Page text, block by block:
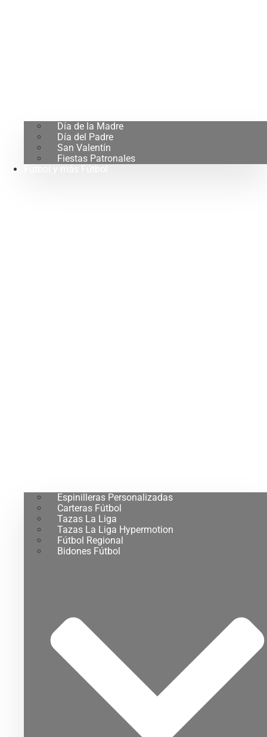
Día de la Madre
Día del Padre
San Valentín
Fiestas Patronales
Espinilleras Personalizadas
Carteras Fútbol
Tazas La Liga
Tazas La Liga Hypermotion
Fútbol Regional
Bidones Fútbol